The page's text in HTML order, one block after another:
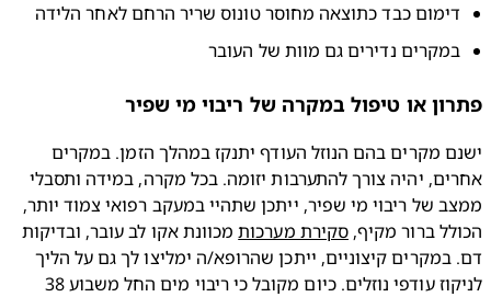
כבד כתוצאה מחוסר טונוס שריר הרחם לאחר הלידה
נדירים גם מוות של העובר
או טיפול במקרה של ריבוי מי שפיר
ישנם מקרים בהם הנוזל העודף יתנקז במהלך הזמן. במקרים
אחרים, יהיה צורך להתערבות יזומה. בכל מקרה, במידה ותסבלי
ממצב של ריבוי מי שפיר, ייתכן שתהיי במעקב רפואי צמוד יותר,
ברור מקיף, סקירת מערכות
מכוונת אקו לב עובר, ובדיקות
דם. במקרים קיצוניים, ייתכן שהרופא/ה ימליצו לך גם על הליך
לניקוז עודפי נוזלים. כיום מקובל כי ריבוי מים החל משבוע 38